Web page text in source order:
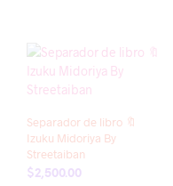
Separador de libro 🔖
Izuku Midoriya By
Streetaiban
$2,500.00